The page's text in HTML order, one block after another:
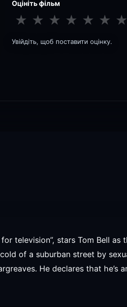
Оцініть фільм
★ ★ ★ ★ ★ ★ ★
Увійдіть, щоб поставити оцінку.
television”, stars Tom Bell
of a suburban street by
He declares that he’s